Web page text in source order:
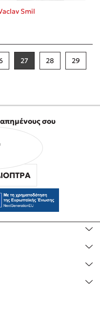
Smil
27 28 29
σου